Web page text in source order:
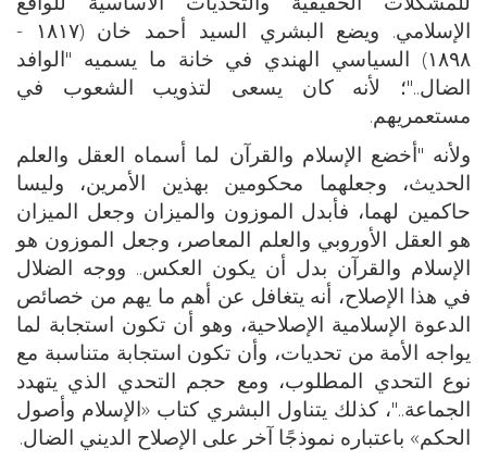
الإسلامي. ويضع البشري السيد أحمد خان (١٨١٧ -
١٨٩٨) السياسي الهندي في خانة ما يسميه "الوافد
الضال.."؛ لأنه كان يسعى لتذويب الشعوب في
مستعمريهم.
ولأنه "أخضع الإسلام والقرآن لما أسماه العقل والعلم
الحديث، وجعلهما محكومين بهذين الأمرين، وليسا
حاكمين لهما، فأبدل الموزون والميزان وجعل الميزان
هو العقل الأوروبي والعلم المعاصر، وجعل الموزون هو
الإسلام والقرآن بدل أن يكون العكس.. ووجه الضلال
في هذا الإصلاح، أنه يتغافل عن أهم ما يهم من خصائص
الدعوة الإسلامية الإصلاحية، وهو أن تكون استجابة لما
يواجه الأمة من تحديات، وأن تكون استجابة متناسبة مع
نوع التحدي المطلوب، ومع حجم التحدي الذي يتهدد
الجماعة.."، كذلك يتناول البشري كتاب «الإسلام وأصول
الحكم» باعتباره نموذجًا آخر على الإصلاح الديني الضال.